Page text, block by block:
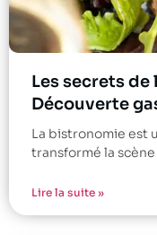
Les secrets
Découverte
La bistronomie est
transformé la
Lire la suite »